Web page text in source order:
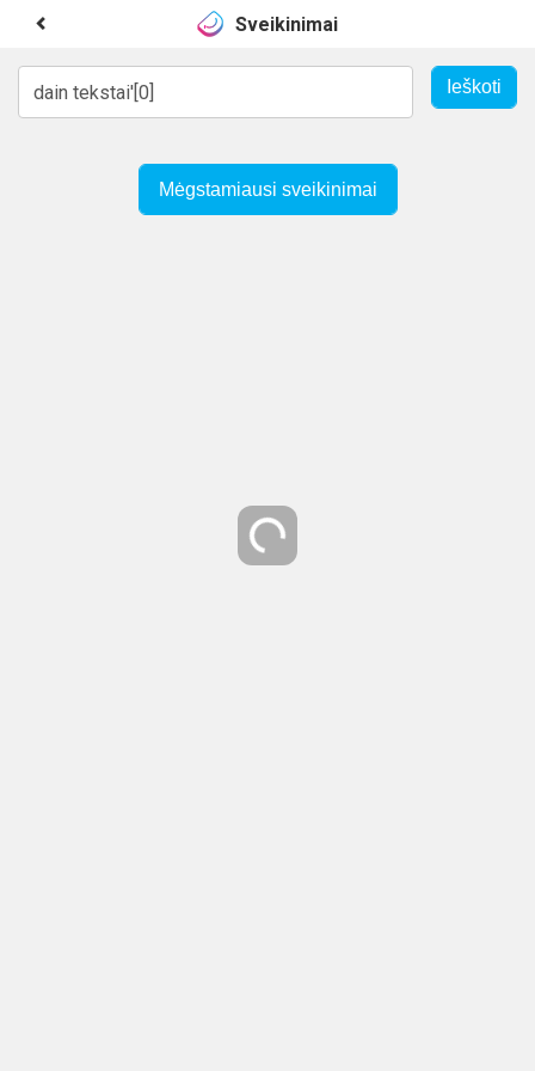
Sveikinimai
Mėgstamiausi sveikinimai